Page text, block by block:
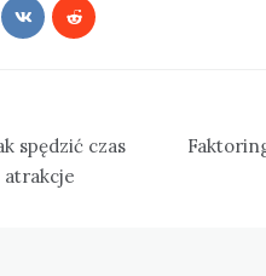
spędzić czas
atrakcje